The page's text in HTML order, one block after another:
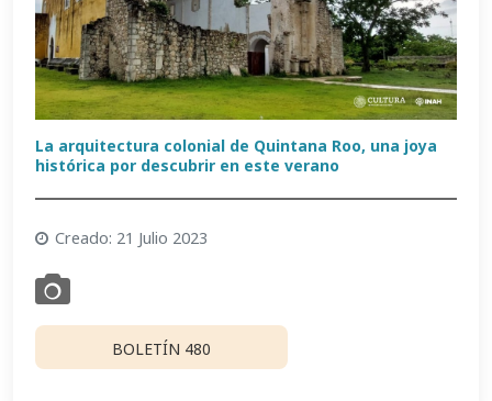
La arquitectura colonial de Quintana Roo, una joya
histórica por descubrir en este verano
Creado: 21 Julio 2023
BOLETÍN 480